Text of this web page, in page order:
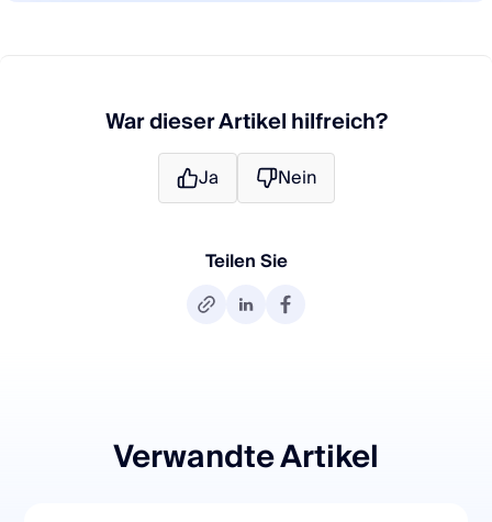
War dieser Artikel hilfreich?
Ja Nein
Teilen Sie
Verwandte Artikel